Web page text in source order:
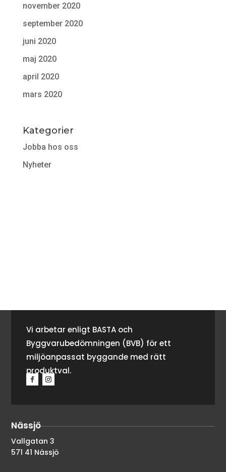
november 2020
september 2020
juni 2020
maj 2020
april 2020
mars 2020
Kategorier
Jobba hos oss
Nyheter
Vi arbetar enligt BASTA och
Byggvarubedömningen (BVB) för ett
miljöanpassat byggande med rätt
produktval.
Nässjö
Vallgatan 3
571 41 Nässjö